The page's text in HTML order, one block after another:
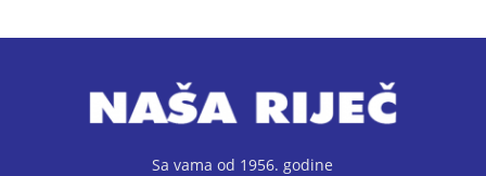
Sa vama od 1956. godine